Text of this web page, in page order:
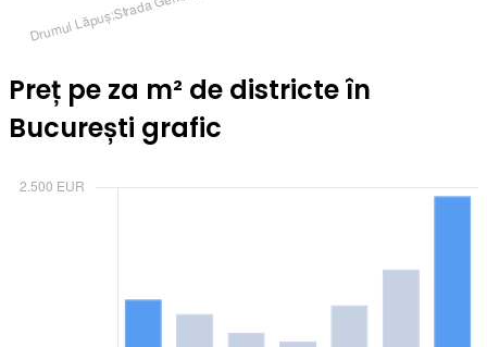
Preț pe za m² de districte în
București grafic